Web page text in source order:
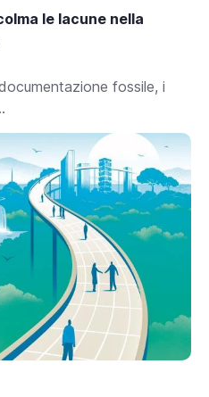
le lacune nella
fossile, i